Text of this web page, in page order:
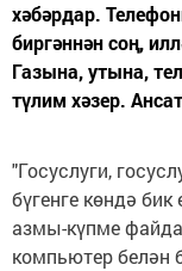
хәбәрдар.
биргәннән соң,
Газына, утына,
түлим хәзер.
"Госуслуги,
бүгенге көндә
азмы-күпме
компьютер белән